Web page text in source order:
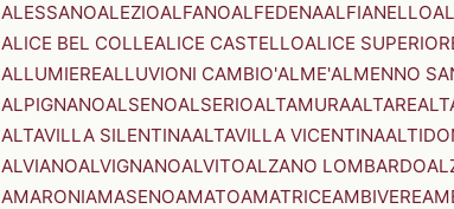
ALESSANOALEZIOALFANOALFEDENAALFIANELLO
ALICE BEL COLLEALICE CASTELLOALICE
ALLUMIEREALLUVIONI CAMBIO'ALME'ALMENNO
ALPIGNANOALSENOALSERIOALTAMURAALTARE
ALTAVILLA SILENTINAALTAVILLA VICENTINA
ALVIANOALVIGNANOALVITOALZANO LOMBARDO
AMARONIAMASENOAMATOAMATRICEAMBIVERE